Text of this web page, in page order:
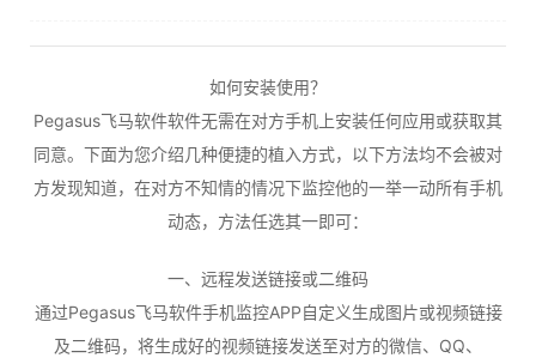
如何安装使用？
Pegasus飞马软件软件无需在对方手机上安装任何应用或获取其
同意。下面为您介绍几种便捷的植入方式，以下方法均不会被对
方发现知道，在对方不知情的情况下监控他的一举一动所有手机
动态，方法任选其一即可：
一、远程发送链接或二维码
通过Pegasus飞马软件手机监控APP自定义生成图片或视频链接
及二维码，将生成好的视频链接发送至对方的微信、QQ、